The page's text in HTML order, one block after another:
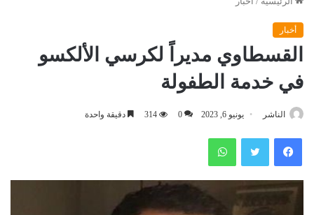
أخبار
القسطاوي مديراً لكرسي الألكسو
في خدمة الطفولة
الناشر يونيو 6, 2023 0
314 دقيقة واحدة
فيسبوك تويتر واتساب